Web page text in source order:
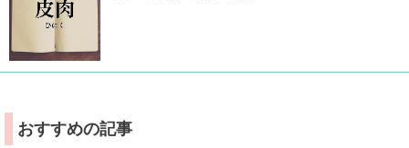
おすすめの記事